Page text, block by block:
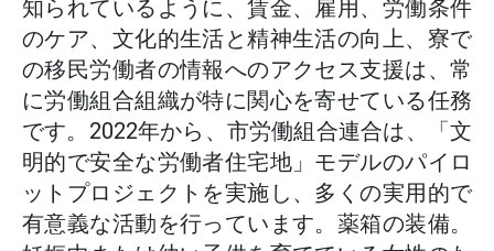
知られているように、賃金、雇用、労働条件
のケア、文化的生活と精神生活の向上、寮で
の移民労働者の情報へのアクセス支援は、常
に労働組合組織が特に関心を寄せている任務
です。2022年から、市労働組合連合は、「文
明的で安全な労働者住宅地」モデルのパイロ
ットプロジェクトを実施し、多くの実用的で
有意義な活動を行っています。薬箱の装備。